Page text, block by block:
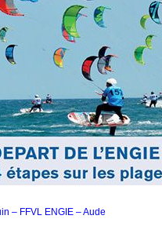
– FFVL ENGIE – Aude